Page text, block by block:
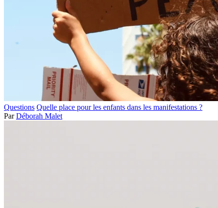
Questions Quelle place pour les enfants dans les manifestations ?
Par Déborah Malet